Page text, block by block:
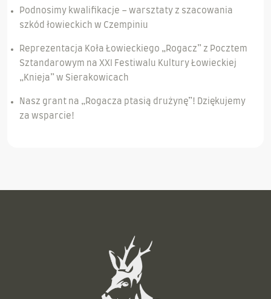
Podnosimy kwalifikacje – warsztaty z szacowania
szkód łowieckich w Czempiniu
Reprezentacja Koła Łowieckiego „Rogacz” z Pocztem
Sztandarowym na XXI Festiwalu Kultury Łowieckiej
„Knieja” w Sierakowicach
Nasz grant na „Rogacza ptasią drużynę”! Dziękujemy
za wsparcie!